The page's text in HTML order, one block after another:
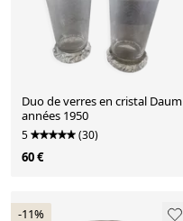
Duo de verres en cristal Daum
années 1950
5 (30)
60 €
-11%